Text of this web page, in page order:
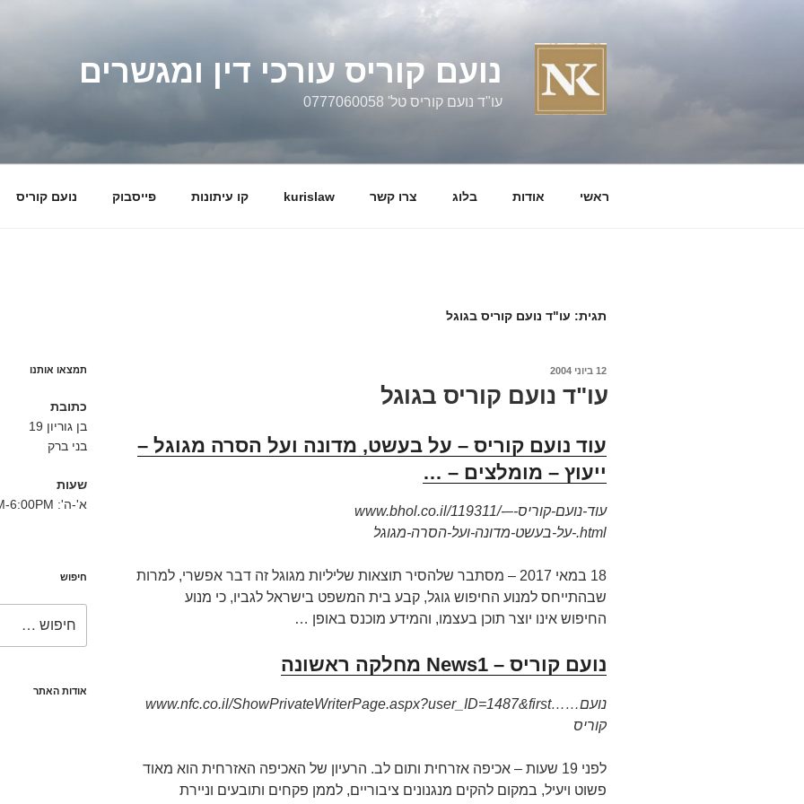
נועם קוריס עורכי דין ומגשרים
עו"ד נועם קוריס טל' 0777060058
ראשי אודות בלוג צרו קשר kurislaw קו עיתונות פייסבוק נועם קוריס
תגית: עו"ד נועם קוריס בגוגל
פורסם
12 ביוני 2004
עו"ד נועם קוריס בגוגל
עוד נועם קוריס – על בעשט, מדונה ועל הסרה מגוגל –
ייעוץ – מומלצים – …
www.bhol.co.il/119311/עוד-נועם-קוריס-–-
על-בעשט-מדונה-ועל-הסרה-מגוגל-.html
18 במאי 2017 –
מסתבר שלהסיר תוצאות שליליות מגוגל זה דבר אפשרי, למרות
שבהתייחס למנוע החיפוש גוגל, קבע בית המשפט בישראל לגביו, כי מנוע
החיפוש אינו יוצר תוכן בעצמו, והמידע מוכנס באופן …
נועם קוריס – News1 מחלקה ראשונה
www.nfc.co.il/ShowPrivateWriterPage.aspx?user_ID=1487&first…נועם…
קוריס
לפני 19 שעות –
אכיפה אזרחית ותום לב. הרעיון של האכיפה האזרחית הוא מאוד
פשוט ויעיל, במקום להקים מנגנונים ציבוריים, לממן פקחים ותובעים וניירת
תמצאו אותנו
כתובת
בן גוריון 19
בני ברק
שעות
א'-ה': 8:30AM-6:00PM
חיפוש
אודות האתר